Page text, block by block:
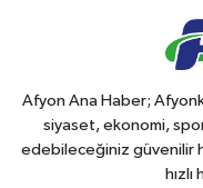
Afyon Ana Haber;
siyaset, ekonomi,
edebileceğiniz güvenilir